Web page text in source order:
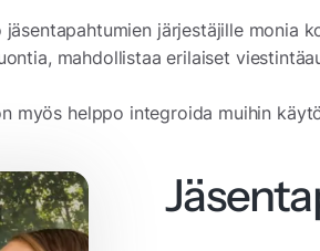
järjestäjille monia
mahdollistaa erilaiset
myös helppo integroida muihin